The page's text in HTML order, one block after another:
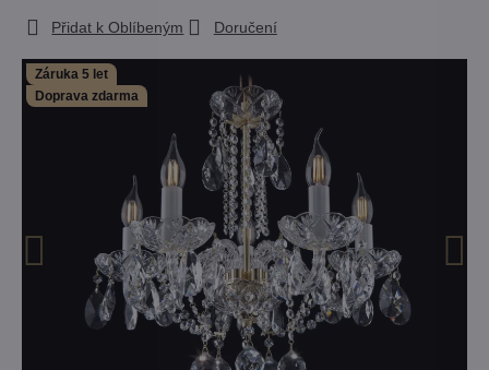
Záruka 5 let
Doprava zdarma
Přidat k Oblíbeným Doručení